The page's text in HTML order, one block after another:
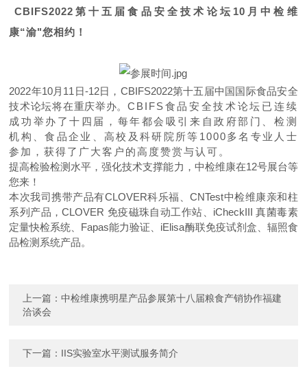
CBIFS2022第十五届食品安全技术论坛10月中检维
康“渝"您相约 ！
2022年10月11日-12日，CBIFS2022第十五届中国国际食品安全
技术论坛将在重庆举办。 CBIFS食品安全技术论坛已连续
成功举办了十四届，每年都会吸引来自政府部门、检测
机构、食品企业、高校及科研院所等 1000多名专业人士
参加，获得了广大客户的高度赞赏与认可。
提高检验检测水平，强化技术支撑能力，中检维康在12号展台等
您来！
本次我司携带产品有CLOVER科乐福、CNTest中检维康亲和柱
系列产品 ，CLOVER 免疫磁珠自动工作站、iCheckIII 真菌毒素
定量快检系统、Fapas能力验证、iElisa酶联免疫试剂盒、 辐照食
品检测系统产品。
上一篇：中检维康携明星产品参展第十八届粮食产销协作福建
洽谈会
下一篇： IIS实验室水平测试服务简介